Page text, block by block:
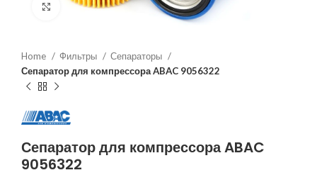
Увеличить
Home Фильтры
Сепараторы
Сепаратор для компрессора ABAC 9056322
Сепаратор для компрессора ABAC
9056322